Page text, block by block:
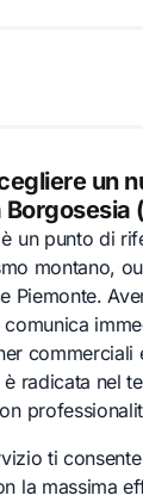
un
un punto di
montano,
Piemonte.
commerciali
è radicata nel
ti
la massima